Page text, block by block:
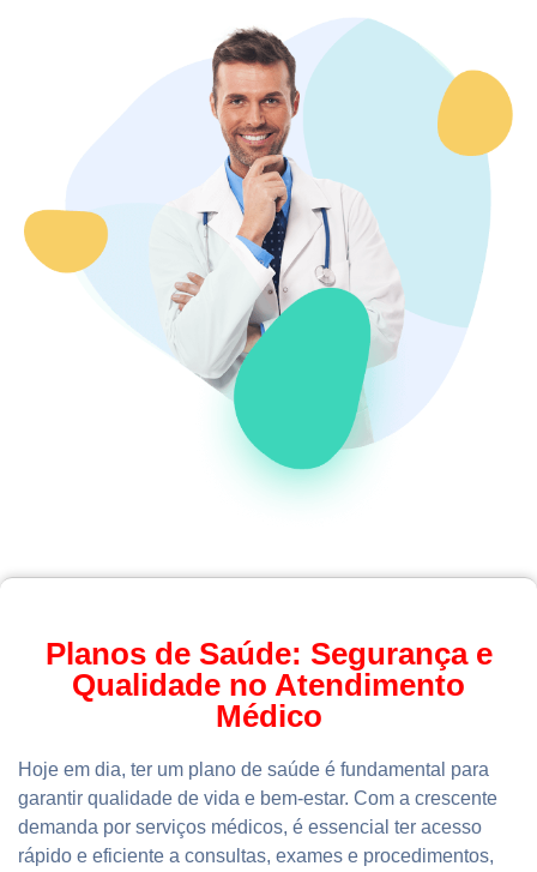
Planos de Saúde: Segurança e
Qualidade no Atendimento
Médico
Hoje em dia, ter um plano de saúde é fundamental para
garantir qualidade de vida e bem-estar. Com a crescente
demanda por serviços médicos, é essencial ter acesso
rápido e eficiente a consultas, exames e procedimentos,